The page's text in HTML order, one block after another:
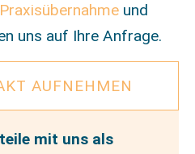
Praxisübernahme und
uns auf Ihre Anfrage.
AUFNEHMEN
mit uns als